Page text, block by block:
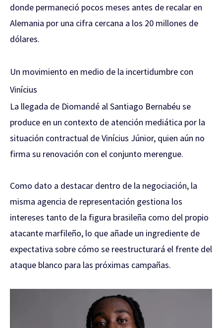
donde permaneció pocos meses antes de recalar en
Alemania por una cifra cercana a los 20 millones de
dólares.
Un movimiento en medio de la incertidumbre con
Vinícius
La llegada de Diomandé al Santiago Bernabéu se
produce en un contexto de atención mediática por la
situación contractual de Vinícius Júnior, quien aún no
firma su renovación con el conjunto merengue.
Como dato a destacar dentro de la negociación, la
misma agencia de representación gestiona los
intereses tanto de la figura brasileña como del propio
atacante marfileño, lo que añade un ingrediente de
expectativa sobre cómo se reestructurará el frente del
ataque blanco para las próximas campañas.